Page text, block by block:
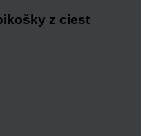
z ciest